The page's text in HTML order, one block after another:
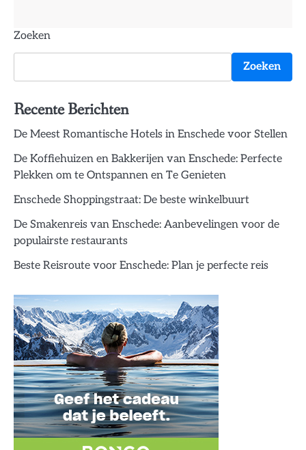
Zoeken
Zoeken
Recente Berichten
De Meest Romantische Hotels in Enschede voor Stellen
De Koffiehuizen en Bakkerijen van Enschede: Perfecte
Plekken om te Ontspannen en Te Genieten
Enschede Shoppingstraat: De beste winkelbuurt
De Smakenreis van Enschede: Aanbevelingen voor de
populairste restaurants
Beste Reisroute voor Enschede: Plan je perfecte reis